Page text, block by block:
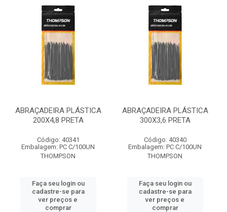
ABRAÇADEIRA PLÁSTICA
200X4,8 PRETA
Código: 40341
Embalagem: PC C/100UN
THOMPSON
Faça seu login ou
cadastre-se para
ver preços e
comprar
ABRAÇADEIRA PLÁSTICA
300X3,6 PRETA
Código: 40340
Embalagem: PC C/100UN
THOMPSON
Faça seu login ou
cadastre-se para
ver preços e
comprar